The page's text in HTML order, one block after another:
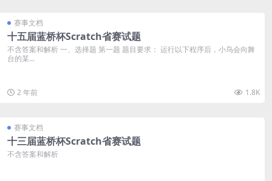
赛事文档
十五届蓝桥杯Scratch省赛试题
不含答案和解析 一、选择题 第一题 题目要求： 运行以下程序后，小鸟会向舞
台的某...
2 年前 1.8K
赛事文档
十三届蓝桥杯Scratch省赛试题
不含答案和解析